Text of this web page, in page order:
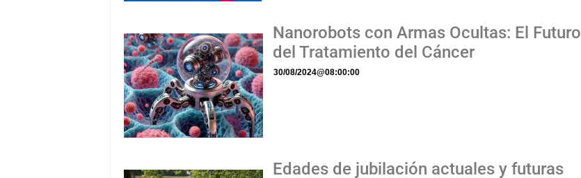
Nanorobots con Armas Ocultas: El Futuro
del Tratamiento del Cáncer
30/08/2024@08:00:00
Edades de jubilación actuales y futuras